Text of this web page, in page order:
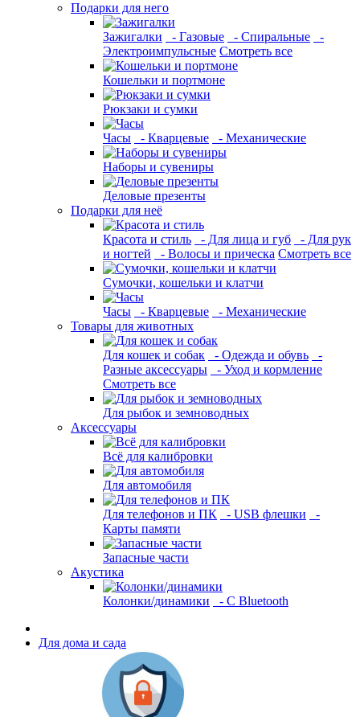
Подарки для него
Зажигалки - Газовые - Спиральные
-
Электроимпульсные Смотреть все
Кошельки и портмоне
Рюкзаки и сумки
Часы - Кварцевые - Механические
Наборы и сувениры
Деловые презенты
Подарки для неё
Красота и стиль - Для лица и губ
- Для рук
и ногтей
- Волосы и прическа Смотреть все
Сумочки, кошельки и клатчи
Часы - Кварцевые
- Механические
Товары для животных
Для кошек и собак - Одежда и обувь
-
Разные аксессуары
- Уход и кормление
Смотреть все
Для рыбок и земноводных
Аксессуары
Всё для калибровки
Для автомобиля
Для телефонов и ПК - USB флешки
-
Карты памяти
Запасные части
Акустика
Колонки/динамики - С Bluetooth
Для дома и сада